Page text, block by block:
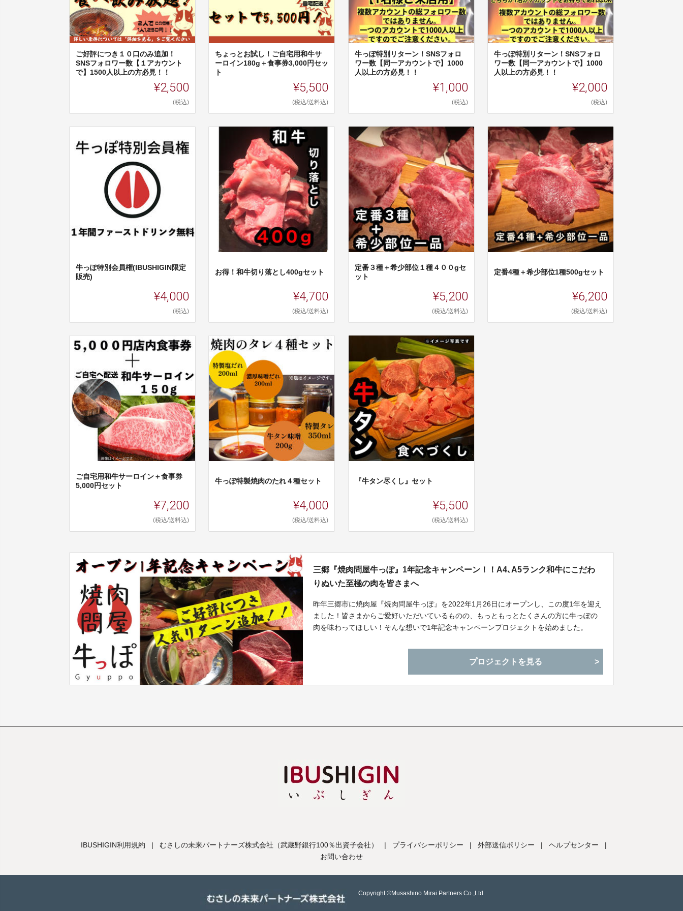
ご好評につき１０口のみ追加！
SNSフォロワー数【１アカウント
で】1500人以上の方必見！！
¥2,500
(税込)
ちょっとお試し！ご自宅用和牛サ
ーロイン180g＋食事券3,000円セッ
ト
¥5,500
(税込/送料込)
牛っぽ特別リターン！SNSフォロ
ワー数【同一アカウントで】1000
人以上の方必見！！
¥1,000
(税込)
牛っぽ特別リターン！SNSフォロ
ワー数【同一アカウントで】1000
人以上の方必見！！
¥2,000
(税込)
牛っぽ特別会員権(IBUSHIGIN限定
販売)
¥4,000
(税込)
お得！和牛切り落とし400gセット
¥4,700
(税込/送料込)
定番３種＋希少部位１種４００gセ
ット
¥5,200
(税込/送料込)
定番4種＋希少部位1種500gセット
¥6,200
(税込/送料込)
ご自宅用和牛サーロイン＋食事券
5,000円セット
¥7,200
(税込/送料込)
牛っぽ特製焼肉のたれ４種セット
¥4,000
(税込/送料込)
『牛タン尽くし』セット
¥5,500
(税込/送料込)
三郷『焼肉問屋牛っぽ』1年記念キャンペーン！！A4､A5ランク和牛にこだわ
りぬいた至極の肉を皆さまへ
昨年三郷市に焼肉屋『焼肉問屋牛っぽ』を2022年1月26日にオープンし、この度1年を迎え
ました！皆さまからご愛好いただいているものの、もっともっとたくさんの方に牛っぽの
肉を味わってほしい！そんな想いで1年記念キャンペーンプロジェクトを始めました。
プロジェクトを見る
IBUSHIGIN利用規約 | むさしの未来パートナーズ株式会社（武蔵野銀行100％出資子会社） | プライバシーポリシー | 外部送信ポリシー | ヘルプセンター
|
お問い合わせ
Copyright ©Musashino Mirai Partners Co.,Ltd